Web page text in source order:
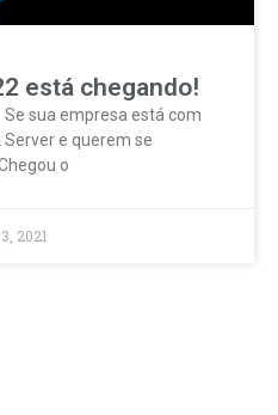
está chegando!
sua empresa está com
e querem se
o
2021